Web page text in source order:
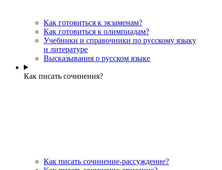
Как готовиться к экзаменам?
Как готовиться к олимпиадам?
Учебники и справочники по русскому языку
и литературе
Высказывания о русском языке
Как писать сочинения?
Как писать сочинение-рассуждение?